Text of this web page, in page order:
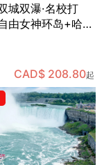
城双瀑·名校打
由女神环岛+哈佛
费城+纽约双城打
CAD$ 208.80起